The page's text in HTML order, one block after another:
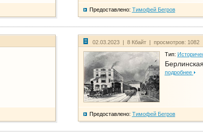
Предоставлено: Тимофей Бегров
02.03.2023 | 8 Кбайт | просмотров: 1082
Тип:
подробнее
Предоставлено: Тимофей Бегров